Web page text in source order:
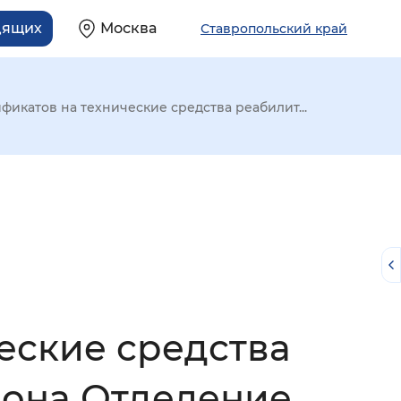
Москва Ставропольский край
на технические средства реабилит...
средства